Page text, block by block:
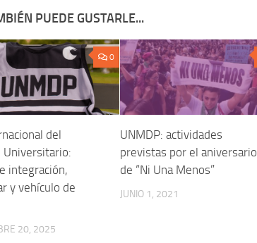
PUEDE GUSTARLE...
0
del
Universitario:
integración,
y vehículo de
20, 2025
UNMDP: actividades
previstas por el aniversario
de “Ni Una Menos”
JUNIO 1, 2021